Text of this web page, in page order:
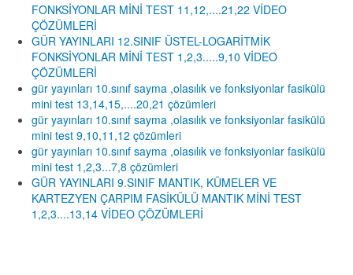
FONKSİYONLAR MİNİ TEST 11,12,....21,22 VİDEO
ÇÖZÜMLERİ
GÜR YAYINLARI 12.SINIF ÜSTEL-LOGARİTMİK
FONKSİYONLAR MİNİ TEST 1,2,3.....9,10 VİDEO
ÇÖZÜMLERİ
gür yayınları 10.sınıf sayma ,olasılık ve fonksiyonlar fasikülü
mini test 13,14,15,....20,21 çözümleri
gür yayınları 10.sınıf sayma ,olasılık ve fonksiyonlar fasikülü
mini test 9,10,11,12 çözümleri
gür yayınları 10.sınıf sayma ,olasılık ve fonksiyonlar fasikülü
mini test 1,2,3...7,8 çözümleri
GÜR YAYINLARI 9.SINIF MANTIK, KÜMELER VE
KARTEZYEN ÇARPIM FASİKÜLÜ MANTIK MİNİ TEST
1,2,3....13,14 VİDEO ÇÖZÜMLERİ